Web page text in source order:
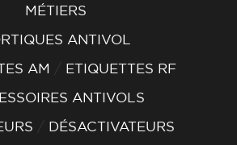
MÉTIERS
ANTIVOL
AM
ETIQUETTES RF
ANTIVOLS
DÉSACTIVATEURS